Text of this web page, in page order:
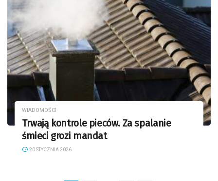
WIADOMOŚCI
Trwają kontrole pieców. Za spalanie
śmieci grozi mandat
20 STYCZNIA 2026